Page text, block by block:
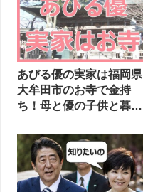
あびる優の実家は福岡県
大牟田市のお寺で金持
ち！母と優の子供と暮ら